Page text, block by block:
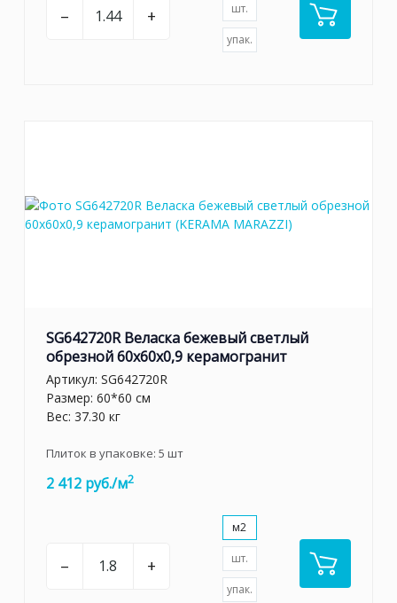
– + шт.
упак.
SG642720R Веласка бежевый светлый
обрезной 60x60x0,9 керамогранит
Артикул: SG642720R
Размер: 60*60 см
Вес: 37.30 кг
Плиток в упаковке: 5 шт
2 412 руб./м2
– +
м2
шт.
упак.